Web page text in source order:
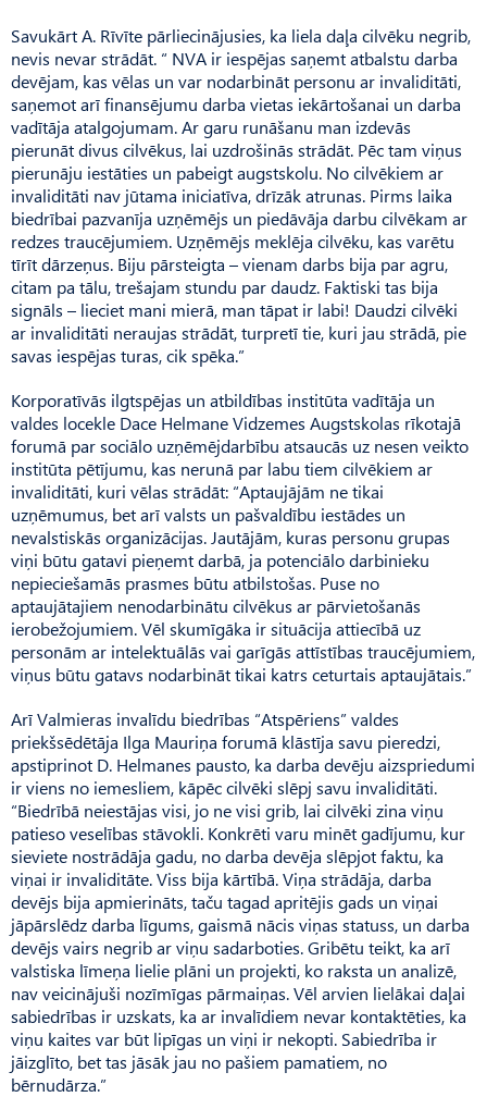
Savukārt A. Rīvīte pārliecinājusies, ka liela daļa cilvēku negrib,
nevis nevar strādāt. “ NVA ir iespējas saņemt atbalstu darba
devējam, kas vēlas un var nodarbināt personu ar invaliditāti,
saņemot arī finansējumu darba vietas iekārtošanai un darba
vadītāja atalgojumam. Ar garu runāšanu man izdevās
pierunāt divus cilvēkus, lai uzdrošinās strādāt. Pēc tam viņus
pierunāju iestāties un pabeigt augstskolu. No cilvēkiem ar
invaliditāti nav jūtama iniciatīva, drīzāk atrunas. Pirms laika
biedrībai pazvanīja uzņēmējs un piedāvāja darbu cilvēkam ar
redzes traucējumiem. Uzņēmējs meklēja cilvēku, kas varētu
tīrīt dārzeņus. Biju pārsteigta – vienam darbs bija par agru,
citam pa tālu, trešajam stundu par daudz. Faktiski tas bija
signāls – lieciet mani mierā, man tāpat ir labi! Daudzi cilvēki
ar invaliditāti neraujas strādāt, turpretī tie, kuri jau strādā, pie
savas iespējas turas, cik spēka.”
Korporatīvās ilgtspējas un atbildības institūta vadītāja un
valdes locekle Dace Helmane Vidzemes Augstskolas rīkotajā
forumā par sociālo uzņēmējdarbību atsaucās uz nesen veikto
institūta pētījumu, kas nerunā par labu tiem cilvēkiem ar
invaliditāti, kuri vēlas strādāt: “Aptaujājām ne tikai
uzņēmumus, bet arī valsts un paš­val­­dību iestādes un
nevalstiskās organizācijas. Jautājām, kuras per­sonu grupas
viņi būtu gatavi pie­ņemt darbā, ja potenciālo darbinieku
nepieciešamās prasmes būtu atbilstošas. Puse no
aptaujātajiem nenodarbinātu cilvēkus ar pārvietošanās
ierobežojumiem. Vēl skumīgāka ir situācija attiecībā uz
personām ar intelektuālās vai garīgās attīstības traucējumiem,
viņus būtu gatavs nodarbināt tikai katrs ceturtais aptaujātais.”
Arī Valmieras invalīdu biedrības “Atspēriens” valdes
priekšsēdētāja Ilga Mauriņa forumā klāstīja savu pieredzi,
apstiprinot D. Helmanes pausto, ka darba devēju aizspriedumi
ir viens no iemesliem, kāpēc cilvēki slēpj savu invaliditāti.
“Biedrībā neiestājas visi, jo ne visi grib, lai cilvēki zina viņu
patieso veselības stāvokli. Konkrēti varu minēt gadījumu, kur
sieviete nostrādāja gadu, no darba devēja slēpjot faktu, ka
viņai ir invaliditāte. Viss bija kārtībā. Viņa strādāja, darba
devējs bija apmierināts, taču tagad apritējis gads un viņai
jāpārslēdz darba līgums, gaismā nācis viņas statuss, un darba
devējs vairs negrib ar viņu sadarboties. Gribētu teikt, ka arī
valstiska līmeņa lielie plāni un projekti, ko raksta un analizē,
nav veicinājuši nozīmīgas pārmaiņas. Vēl arvien lielākai daļai
sabiedrības ir uzskats, ka ar invalīdiem nevar kontaktēties, ka
viņu kaites var būt lipīgas un viņi ir nekopti. Sabiedrība ir
jāizglīto, bet tas jāsāk jau no pašiem pamatiem, no
bērnudārza.”